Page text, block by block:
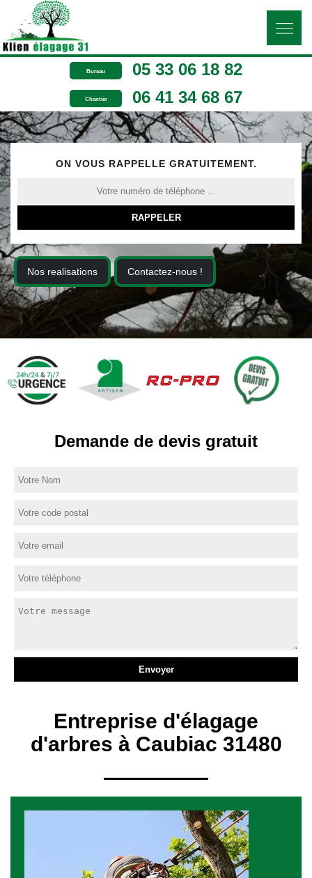
Bureau 05 33 06 18 82
Chantier 06 41 34 68 67
ON VOUS RAPPELLE GRATUITEMENT.
Nos realisations Contactez-nous !
Demande de devis gratuit
Entreprise d'élagage
d'arbres à Caubiac 31480